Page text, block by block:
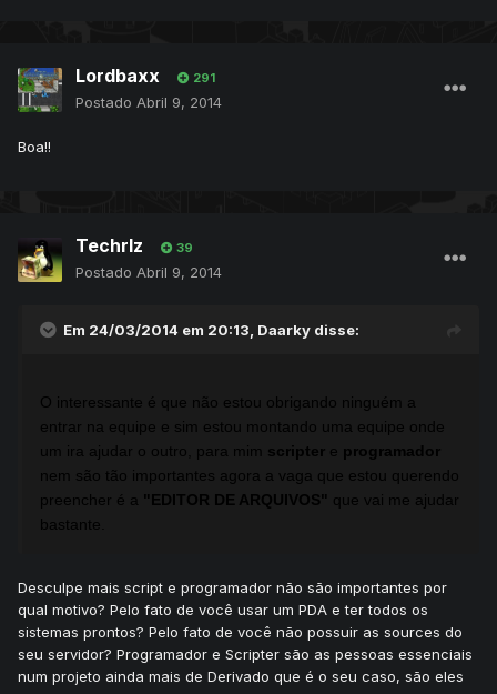
Lordbaxx 291
Postado Abril 9, 2014
Boa!!
Techrlz 39
Postado Abril 9, 2014
Em 24/03/2014 em 20:13, Daarky disse:
O interessante é que não estou obrigando ninguém a
entrar na equipe e sim estou montando uma equipe onde
um ira ajudar o outro, para mim scripter e programador
nem são tão importantes agora a vaga que estou querendo
preencher é a "EDITOR DE ARQUIVOS" que vai me ajudar
bastante.
Desculpe mais script e programador não são importantes por
qual motivo? Pelo fato de você usar um PDA e ter todos os
sistemas prontos? Pelo fato de você não possuir as sources do
seu servidor? Programador e Scripter são as pessoas essenciais
num projeto ainda mais de Derivado que é o seu caso, são eles